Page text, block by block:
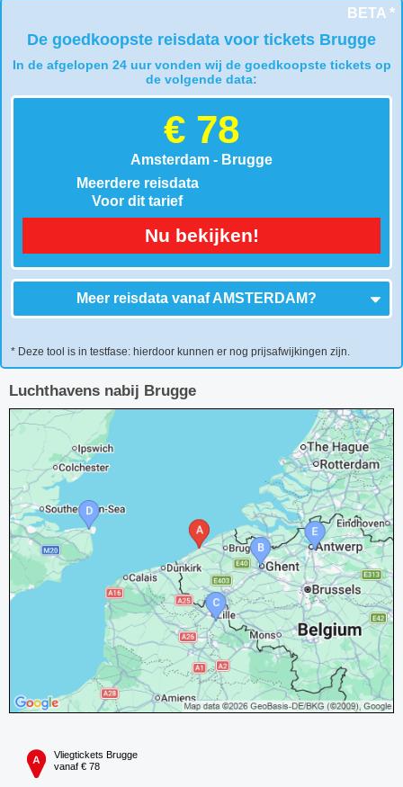
BETA *
De goedkoopste reisdata voor tickets Brugge
In de afgelopen 24 uur vonden wij de goedkoopste tickets op
de volgende data:
€ 78
Amsterdam - Brugge
Meerdere reisdata
Voor dit tarief
Nu bekijken!
Meer reisdata vanafAMSTERDAM?
* Deze tool is in testfase: hierdoor kunnen er nog prijsafwijkingen zijn.
Luchthavens nabij Brugge
Vliegtickets Brugge
vanaf € 78